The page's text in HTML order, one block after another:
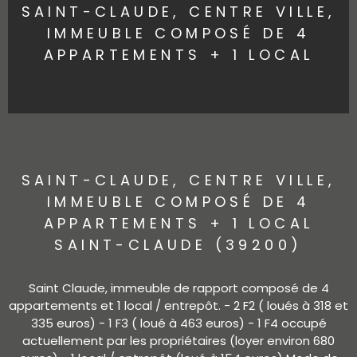
SAINT-CLAUDE, CENTRE VILLE,
IMMEUBLE COMPOSÉ DE 4
APPARTEMENTS + 1 LOCAL
SAINT-CLAUDE, CENTRE VILLE,
IMMEUBLE COMPOSÉ DE 4
APPARTEMENTS + 1 LOCAL
SAINT-CLAUDE (39200)
Saint Claude, immeuble de rapport composé de 4
appartements et 1 local / entrepôt. - 2 F2 ( loués à 318 et
335 euros) - 1 F3 ( loué à 463 euros) - 1 F4 occupé
actuellement par les propriétaires (loyer environ 680